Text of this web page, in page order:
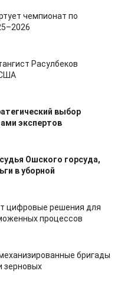
чемпионат по
Расулбеков
выбор
экспертов
Ошского горсуда,
в уборной
цифровые решения для
процессов
бригады
зерновых